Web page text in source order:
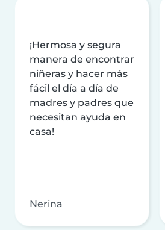
¡Hermosa y segura
manera de encontrar
niñeras y hacer más
fácil el día a día de
madres y padres que
necesitan ayuda en
casa!
Nerina